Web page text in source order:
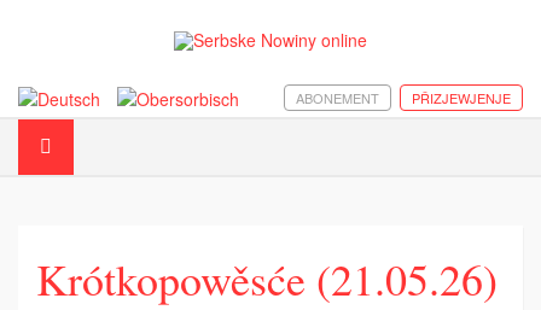
PŘIZJEWJENJE
ABONEMENT
Krótkopowěsće (21.05.26)